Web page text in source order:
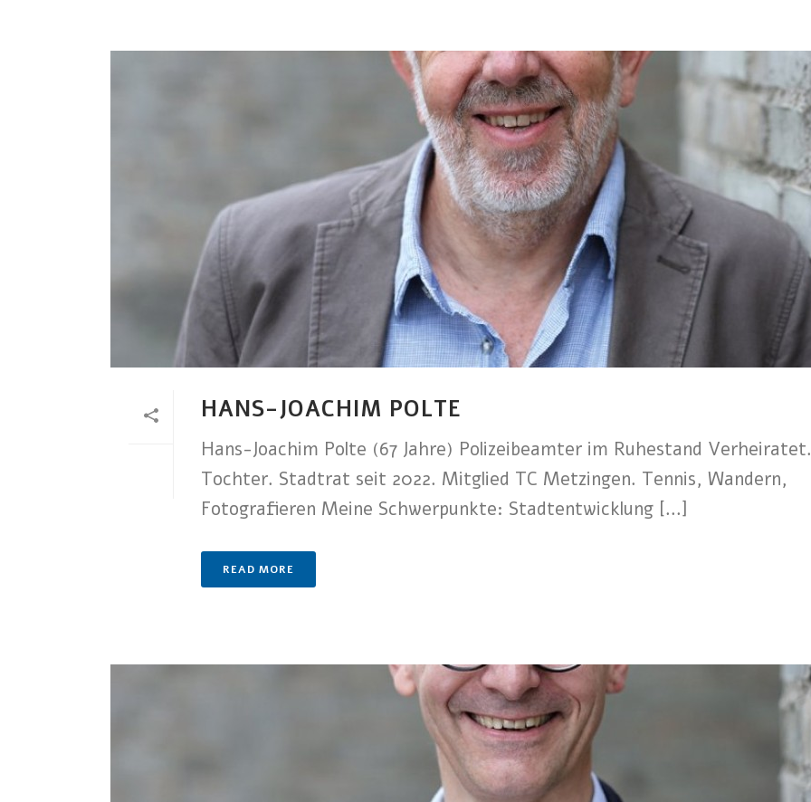
HANS-JOACHIM POLTE
Hans-Joachim Polte (67 Jahre) Polizeibeamter im Ruhestand
Tochter. Stadtrat seit 2022. Mitglied TC Metzingen. Tennis, Wandern,
Fotografieren Meine Schwerpunkte: Stadtentwicklung [...]
READ MORE